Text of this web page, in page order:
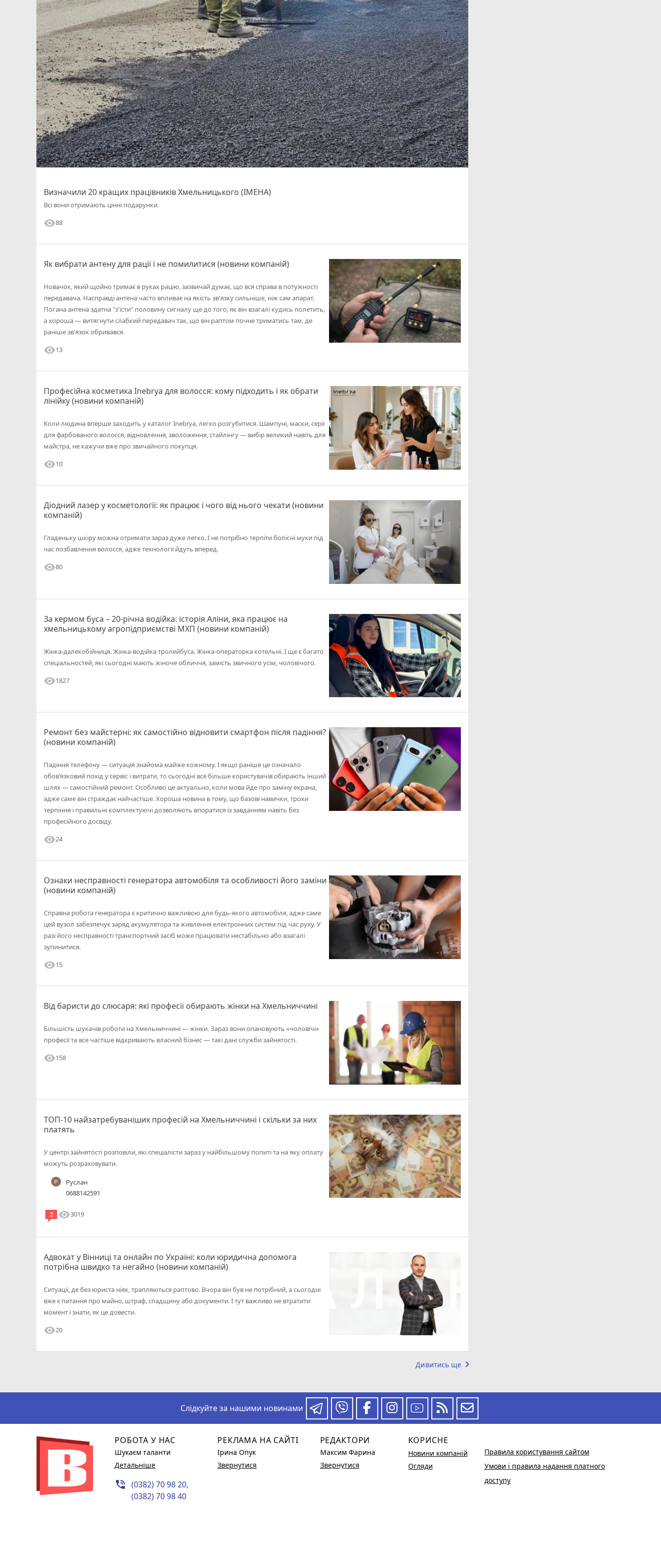
Визначили 20 кращих працівників Хмельницького (ІМЕНА)
Всі вони отримають цінні подарунки.
visibility88
Як вибрати антену для рації і не помилитися (новини компаній)
Новачок, який щойно тримає в руках рацію, зазвичай думає, що вся справа в потужності
передавача. Насправді антена часто впливає на якість зв'язку сильніше, ніж сам апарат.
Погана антена здатна "з'їсти" половину сигналу ще до того, як він взагалі кудись полетить,
а хороша — витягнути слабкий передавач так, що він раптом почне триматись там, де
раніше зв'язок обривався.
visibility13
Професійна косметика Inebrya для волосся: кому підходить і як обрати
лінійку (новини компаній)
Коли людина вперше заходить у каталог Inebrya, легко розгубитися. Шампуні, маски, серії
для фарбованого волосся, відновлення, зволоження, стайлінгу — вибір великий навіть для
майстра, не кажучи вже про звичайного покупця.
visibility10
Діодний лазер у косметології: як працює і чого від нього чекати (новини
компаній)
Гладеньку шкіру можна отримати зараз дуже легко. І не потрібно терпіти болісні муки під
час позбавлення волосся, адже технології йдуть вперед.
visibility80
За кермом буса – 20-річна водійка: історія Аліни, яка працює на
хмельницькому агропідприємстві МХП (новини компаній)
Жінка-далекобійниця. Жінка-водійка тролейбуса. Жінка-операторка котельні. І ще є багато
спеціальностей, які сьогодні мають жіноче обличчя, замість звичного усім, чоловічого.
visibility1827
Ремонт без майстерні: як самостійно відновити смартфон після падіння?
(новини компаній)
Падіння телефону — ситуація знайома майже кожному. І якщо раніше це означало
обов’язковий похід у сервіс і витрати, то сьогодні все більше користувачів обирають інший
шлях — самостійний ремонт. Особливо це актуально, коли мова йде про заміну екрана,
адже саме він страждає найчастіше. Хороша новина в тому, що базові навички, трохи
терпіння і правильні комплектуючі дозволяють впоратися із завданням навіть без
професійного досвіду.
visibility24
Ознаки несправності генератора автомобіля та особливості його заміни
(новини компаній)
Справна робота генератора є критично важливою для будь-якого автомобіля, адже саме
цей вузол забезпечує заряд акумулятора та живлення електронних систем під час руху. У
разі його несправності транспортний засіб може працювати нестабільно або взагалі
зупинитися.
visibility15
Від баристи до слюсаря: які професії обирають жінки на Хмельниччині
Більшість шукачів роботи на Хмельниччині — жінки. Зараз вони опановують «чоловічі»
професії та все частіше відкривають власний бізнес — такі дані служби зайнятості.
visibility158
ТОП-10 найзатребуваніших професій на Хмельниччині і скільки за них
платять
У центрі зайнятості розповіли, які спеціалісти зараз у найбільшому попиті та на яку оплату
можуть розраховувати.
Руслан
0688142591
2 visibility3019
Адвокат у Вінниці та онлайн по Україні: коли юридична допомога
потрібна швидко та негайно (новини компаній)
Ситуації, де без юриста ніяк, трапляються раптово. Вчора він був не потрібний, а сьогодні
вже є питання про майно, штраф, спадщину або документи. І тут важливо не втратити
момент і знати, як це довести.
visibility20
Дивитись ще keyboard_arrow_right
Слідкуйте за нашими новинами
РОБОТА У НАС
Шукаєм таланти
Детальніше
phone_in_talk (0382) 70 98 20,
(0382) 70 98 40
РЕКЛАМА НА САЙТІ
Ірина Опук
Звернутися
РЕДАКТОРИ
Максим Фарина
Звернутися
КОРИСНЕ
Новини компаній
Огляди
Правила користування сайтом
Умови і правила надання платного
доступу